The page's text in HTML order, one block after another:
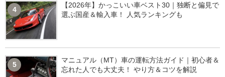
4
【2026年】かっこいい車ベスト30｜独断と偏見で
選ぶ国産＆輸入車！ 人気ランキングも
5
マニュアル（MT）車の運転方法ガイド｜初心者＆
忘れた人でも大丈夫！ やり方＆コツを解説